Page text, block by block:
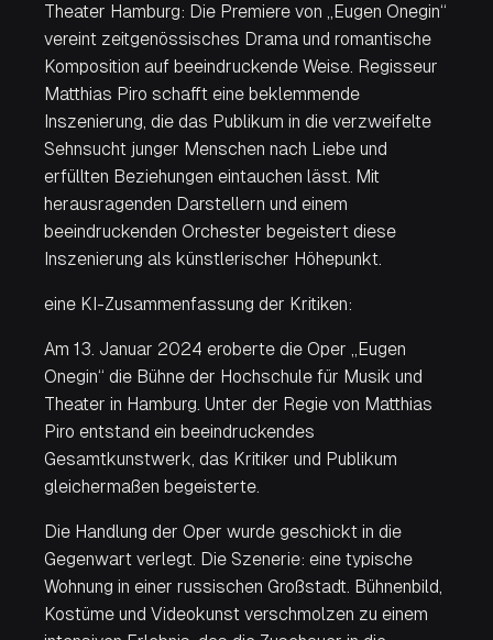
Theater Hamburg: Die Premiere von „Eugen Onegin“
vereint zeitgenössisches Drama und romantische
Komposition auf beeindruckende Weise. Regisseur
Matthias Piro schafft eine beklemmende
Inszenierung, die das Publikum in die verzweifelte
Sehnsucht junger Menschen nach Liebe und
erfüllten Beziehungen eintauchen lässt. Mit
herausragenden Darstellern und einem
beeindruckenden Orchester begeistert diese
Inszenierung als künstlerischer Höhepunkt.
eine KI-Zusammenfassung der Kritiken:
Am 13. Januar 2024 eroberte die Oper „Eugen
Onegin“ die Bühne der Hochschule für Musik und
Theater in Hamburg. Unter der Regie von Matthias
Piro entstand ein beeindruckendes
Gesamtkunstwerk, das Kritiker und Publikum
gleichermaßen begeisterte.
Die Handlung der Oper wurde geschickt in die
Gegenwart verlegt. Die Szenerie: eine typische
Wohnung in einer russischen Großstadt. Bühnenbild,
Kostüme und Videokunst verschmolzen zu einem